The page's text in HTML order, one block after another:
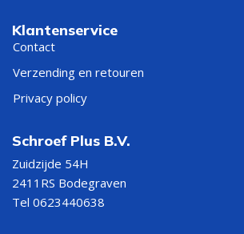
Klantenservice
Contact
Verzending en retouren
Privacy policy
Schroef Plus B.V.
Zuidzijde 54H
2411RS Bodegraven
Tel 0623440638